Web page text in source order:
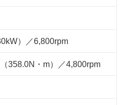
）／6,800rpm
358.0N・m）／4,800rpm